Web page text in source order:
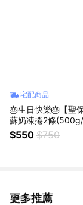
宅配商品
🎂生日快樂🎂【聖
蘇奶凍捲2條
慶生
$550 $750
更多推薦
看更多